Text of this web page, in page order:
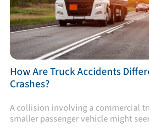
​How Are Truck Accidents
Crashes?
A collision involving a commercial
smaller passenger vehicle might